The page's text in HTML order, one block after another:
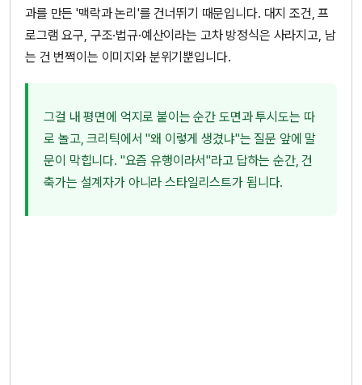
과를 만든 '맥락과 논리'를 건너뛰기 때문입니다. 대지 조건, 프
로그램 요구, 구조·법규·예산이라는 고차 방정식은 사라지고, 남
는 건 번쩍이는 이미지와 분위기뿐입니다.
그걸 내 평면에 억지로 붙이는 순간 도면과 투시도는 따
로 놀고, 크리틱에서 "왜 이렇게 생겼냐"는 질문 앞에 말
문이 막힙니다. "요즘 유행이라서"라고 답하는 순간, 건
축가는 설계자가 아니라 스타일리스트가 됩니다.